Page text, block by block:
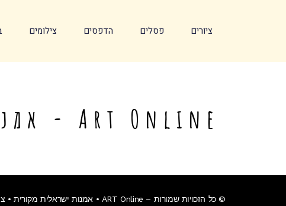
ציורים פסלים הדפסים צילומים
Art Online - אמנות ישראלית מקורית
© כל הזכויות שמורות – ART Online • אמנות ישראלית מקורית • ציורים מקוריים One Piece